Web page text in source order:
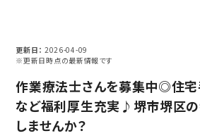
更新日
2026-04-09
※更新日時点の最新情報です
作業療法士さんを募集中◎住
など福利厚生充実♪堺市堺区
しませんか？